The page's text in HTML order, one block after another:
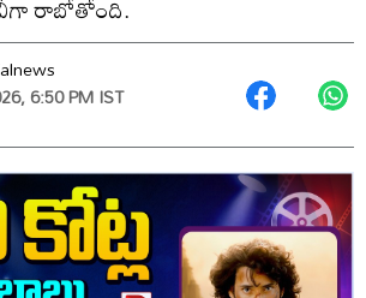
రాబోతోంది.
6:50 PM IST